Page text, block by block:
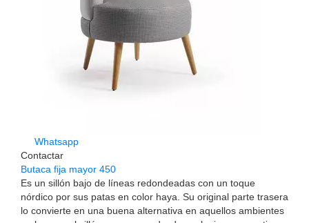
Whatsapp
Contactar
Butaca fija mayor 450
Es un sillón bajo de líneas redondeadas con un toque
nórdico por sus patas en color haya. Su original parte trasera
lo convierte en una buena alternativa en aquellos ambientes